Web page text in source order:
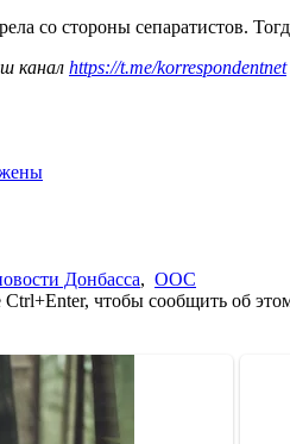
со стороны сепаратистов.
канал https://t.me/korrespondentnet
Донбасса, ООС
чтобы сообщить об